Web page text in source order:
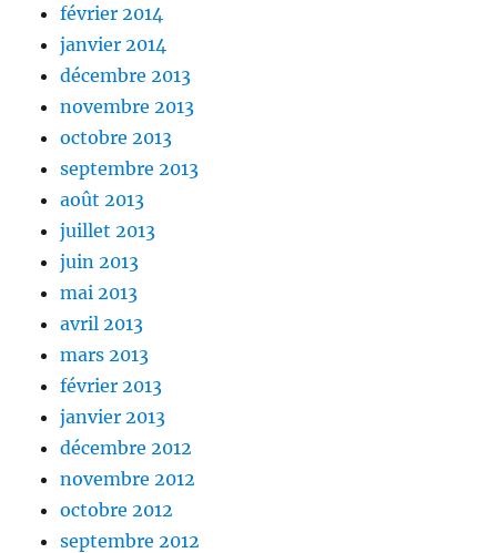
février 2014
janvier 2014
décembre 2013
novembre 2013
octobre 2013
septembre 2013
août 2013
juillet 2013
juin 2013
mai 2013
avril 2013
mars 2013
février 2013
janvier 2013
décembre 2012
novembre 2012
octobre 2012
septembre 2012